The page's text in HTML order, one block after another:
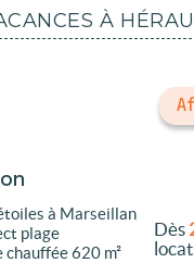
À
à Marseillan
plage
620 m²
Dès